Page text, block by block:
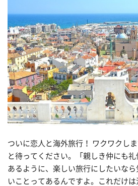
ついに恋人と海外旅行！ ワクワクし
と待ってください。「親しき仲にも
あるように、楽しい旅行にしたいな
いことってあるんですよ。これだけは